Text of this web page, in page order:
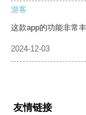
游客
这款app的功能非常
2024-12-03
友情链接